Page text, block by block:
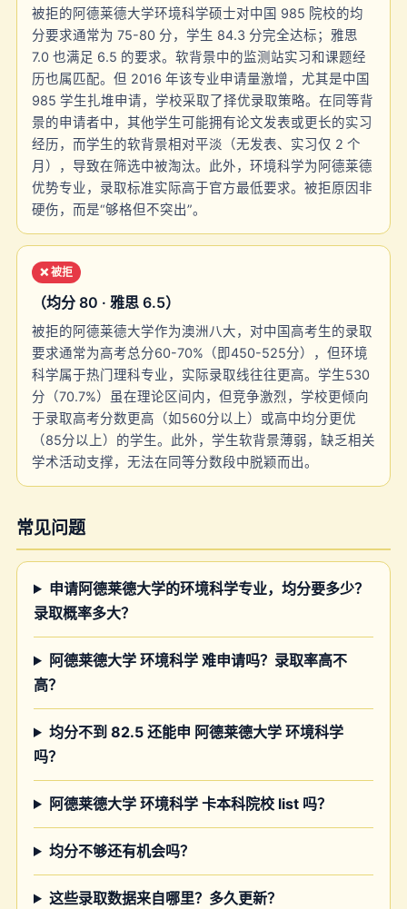
被拒的阿德莱德大学环境科学硕士对中国 985 院校的均
分要求通常为 75-80 分，学生 84.3 分完全达标；雅思
7.0 也满足 6.5 的要求。软背景中的监测站实习和课题经
历也属匹配。但 2016 年该专业申请量激增，尤其是中国
985 学生扎堆申请，学校采取了择优录取策略。在同等背
景的申请者中，其他学生可能拥有论文发表或更长的实习
经历，而学生的软背景相对平淡（无发表、实习仅 2 个
月），导致在筛选中被淘汰。此外，环境科学为阿德莱德
优势专业，录取标准实际高于官方最低要求。被拒原因非
硬伤，而是“够格但不突出”。
❌ 被拒
（均分 80 · 雅思 6.5）
被拒的阿德莱德大学作为澳洲八大，对中国高考生的录取
要求通常为高考总分60-70%（即450-525分），但环境
科学属于热门理科专业，实际录取线往往更高。学生530
分（70.7%）虽在理论区间内，但竞争激烈，学校更倾向
于录取高考分数更高（如560分以上）或高中均分更优
（85分以上）的学生。此外，学生软背景薄弱，缺乏相关
学术活动支撑，无法在同等分数段中脱颖而出。
常见问题
申请阿德莱德大学的环境科学专业，均分要多少？
录取概率多大？
阿德莱德大学 环境科学 难申请吗？录取率高不
高？
均分不到 82.5 还能申 阿德莱德大学 环境科学
吗？
阿德莱德大学 环境科学 卡本科院校 list 吗？
均分不够还有机会吗？
这些录取数据来自哪里？多久更新？